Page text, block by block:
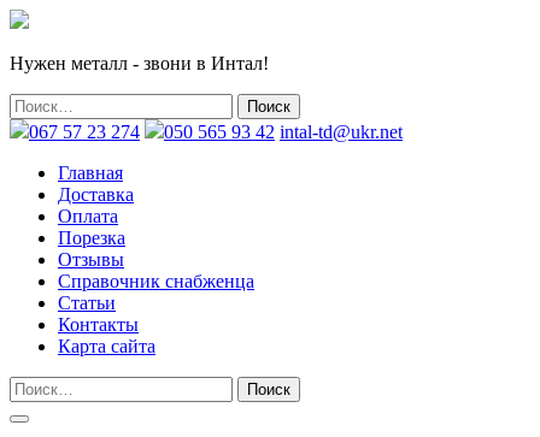
Нужен металл - звони в Интал!
067 57 23 274 050 565 93 42 intal-td@ukr.net
Главная
Доставка
Оплата
Порезка
Отзывы
Справочник снабженца
Статьи
Контакты
Карта сайта